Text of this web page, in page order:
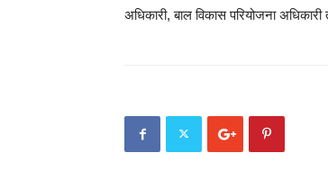
अधिकारी, बाल विकास परियोजना